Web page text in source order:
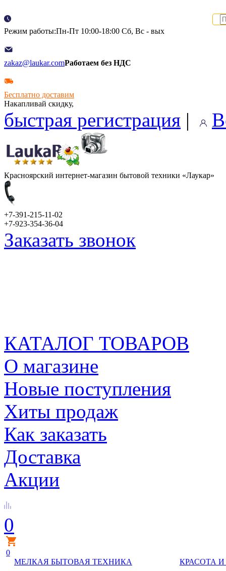
Режим работы:Пн-Пт 10:00-18:00 Сб, Вс - вых
zakaz@laukar.comРаботаем без НДС
Бесплатно доставим
Накапливай скидку,
быстрая регистрация |
Красноярский интернет-магазин бытовой техники «Лаукар»
+7-391-215-11-02
+7-923-354-36-04
Заказать звонок
КАТАЛОГ ТОВАРОВ
О магазине
Новые поступления
Хиты продаж
Как заказать
Доставка
Акции
0
0
МЕЛКАЯ БЫТОВАЯ ТЕХНИКА
КРАСОТА И